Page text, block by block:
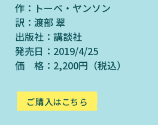
作：トーベ・ヤンソン
訳：渡部 翠
出版社：講談社
発売日：2019/4/25
価 格：2,200円（税込）
ご購入はこちら